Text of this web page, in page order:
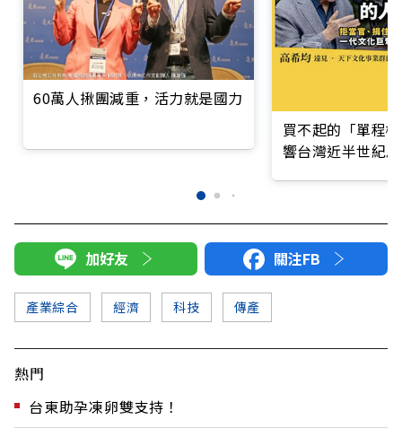
60萬人揪團減重，活力就是國力
買不起的「單程
響台灣近半世紀
加好友 關注FB
產業綜合 經濟 科技 傳產
熱門
台東助孕凍卵雙支持！